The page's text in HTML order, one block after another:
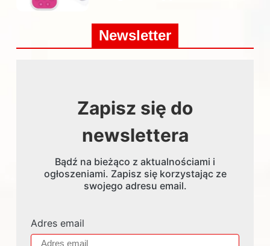
Newsletter
Zapisz się do
newslettera
Bądź na bieżąco z aktualnościami i
ogłoszeniami. Zapisz się korzystając ze
swojego adresu email.
Adres email